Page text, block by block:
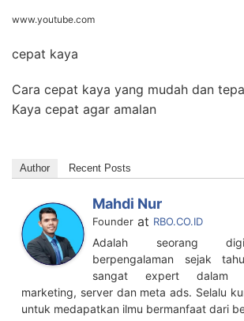
www.youtube.com
cepat kaya
Cara cepat kaya yang mudah dan
Kaya cepat agar amalan
Author Recent Posts
Mahdi Nur
Founder at RBO.CO.ID
Adalah seorang
berpengalaman sejak
sangat expert dalam
marketing, server dan meta ads. Selalu
untuk medapatkan ilmu bermanfaat dari